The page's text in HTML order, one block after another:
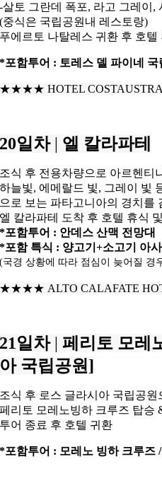
-살토 그란데 폭포, 라고 그레이,
(중식은 국립공원내 레스토랑)
푸에르토 나탈레스 귀환 후 호텔
*포함투어 : 토레스 델 파이네 국
★★★★HOTEL
20일차 | 엘 칼라파테
조식 후 전용차량으로 아르헨티
하늘빛, 에메랄드 빛, 그레이 빛
으로 보는 파타고니아의 경치를
엘 칼라파테 도착 후 호텔 휴식
*포함투어 : 안데스 산맥 전망대
*포함 특식 : 양고기+소고기 아
(국경 상황에 따라 점심이 늦어질 경
★★★★ ALTO CALAFATE
21일차 | 페리토 모레
아 국립공원]
조식 후 로스 글라시아 국립공원
페리토 모레노빙하 크루즈 탑승
투어 종료 후 호텔 귀환
*포함투어 : 모레노 빙하 크루즈